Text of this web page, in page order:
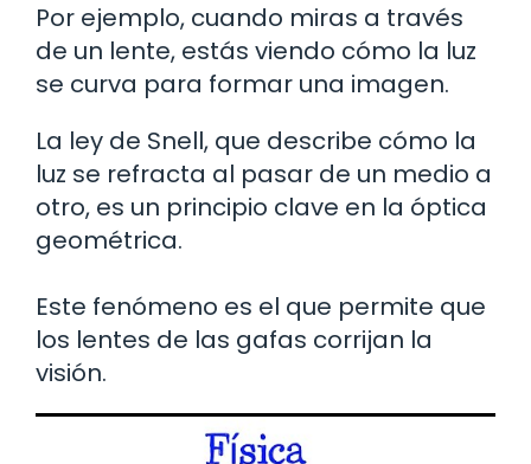
Por ejemplo, cuando miras a través
de un lente, estás viendo cómo la luz
se curva para formar una imagen.
La ley de Snell, que describe cómo la
luz se refracta al pasar de un medio a
otro, es un principio clave en la óptica
geométrica.
Este fenómeno es el que permite que
los lentes de las gafas corrijan la
visión.